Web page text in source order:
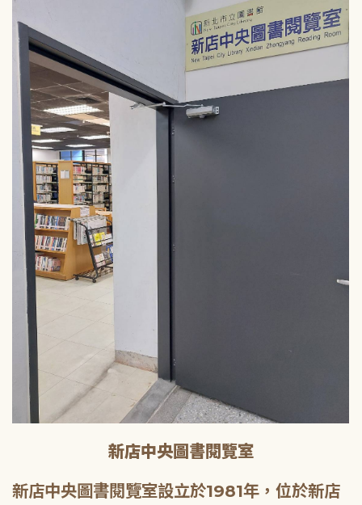
新店中央圖書閱覽室
新店中央圖書閱覽室設立於1981年，位於新店